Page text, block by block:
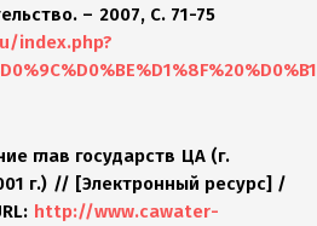
– 2007, С. 71-75
index.php?
глав государств ЦА (г.
г.) // [Электронный ресурс] /
http://www.cawater-